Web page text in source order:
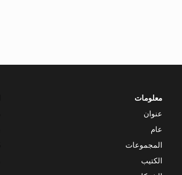
معلومات
عنوان
عام
المجموعات
الكتيب